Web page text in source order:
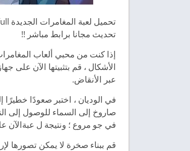
تحديث مجانا برابط مباشر !!
الأشكال ، قم بتثبيتها الآن على
عبر الأنقاض.
في الوديان ، اختبر صعودًا
صاروخ إلى السماء للوصول إلى
في جو مروع ؛ ونتيجة ل
قم ببناء صخرة لا يمكن تصورها